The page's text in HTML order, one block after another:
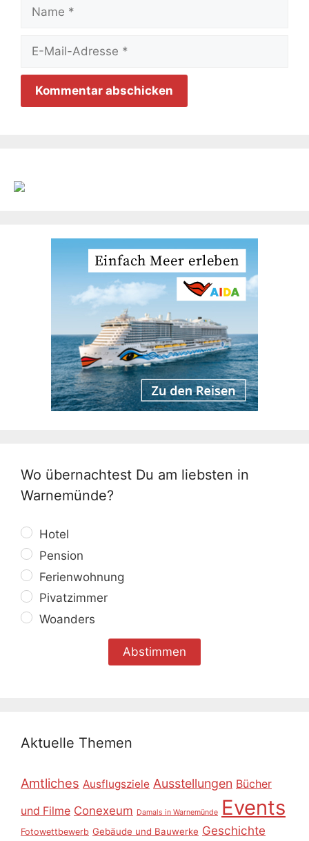
Mail-
Adresse
Wo übernachtest Du am liebsten in
Warnemünde?
Hotel
Pension
Ferienwohnung
Pivatzimmer
Woanders
Aktuelle Themen
Amtliches Ausflugsziele Ausstellungen Bücher
und Filme Conexeum Damals in Warnemünde Events
Fotowettbewerb Gebäude und Bauwerke Geschichte